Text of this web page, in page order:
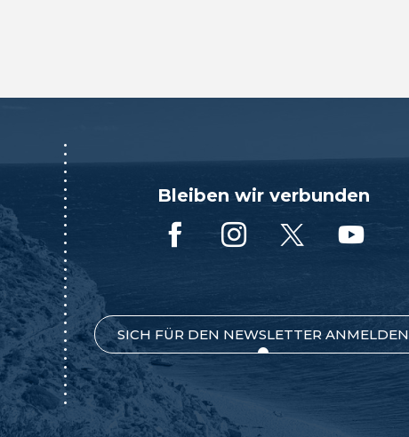
Bleiben wir verbunden
SICH FÜR DEN NEWSLETTER ANMELDEN